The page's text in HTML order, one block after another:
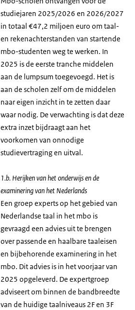
studiejaren 2025/2026 en 2026/2027
in totaal €47,2 miljoen euro om taal-
en rekenachterstanden van startende
mbo-studenten weg te werken. In
2025 is de eerste tranche middelen
aan de lumpsum toegevoegd. Het is
aan de scholen zelf om de middelen
naar eigen inzicht in te zetten daar
waar nodig. De verwachting is dat deze
extra inzet bijdraagt aan het
voorkomen van onnodige
studievertraging en uitval.
1.b. Herijken van het onderwijs en de
examinering van het Nederlands
Een groep experts op het gebied van
Nederlandse taal in het mbo is
gevraagd een advies uit te brengen
over passende en haalbare taaleisen
en bijbehorende examinering in het
mbo. Dit advies is in het voorjaar van
2025 opgeleverd. De expertgroep
adviseert om binnen de bandbreedte
van de huidige taalniveaus 2F en 3F